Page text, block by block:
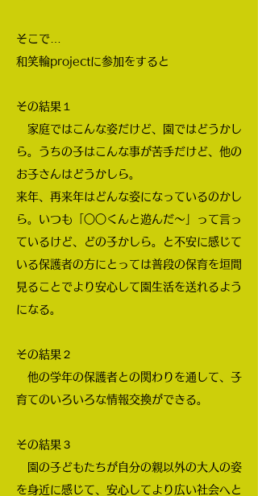
そこで…
和笑輪projectに参加をすると
その結果１
家庭ではこんな姿だけど、園ではどうかし
ら。うちの子はこんな事が苦手だけど、他の
お子さんはどうかしら。
来年、再来年はどんな姿になっているのかし
ら。いつも「○○くんと遊んだ～」って言っ
ているけど、どの子かしら。と不安に感じて
いる保護者の方にとっては普段の保育を垣間
見ることでより安心して園生活を送れるよう
になる。
その結果２
他の学年の保護者との関わりを通して、子
育てのいろいろな情報交換ができる。
その結果３
園の子どもたちが自分の親以外の大人の姿
を身近に感じて、安心してより広い社会へと